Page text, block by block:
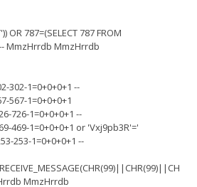
OR 787=(SELECT 787 FROM
MmzHrrdb MmzHrrdb
302-1=0+0+0+1 --
567-1=0+0+0+1
726-1=0+0+0+1 --
469-1=0+0+0+1 or 'Vxj9pb3R'='
253-1=0+0+0+1 --
MmzHrrdb